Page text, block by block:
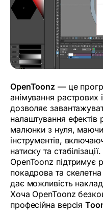
OpenToonz — це
анімування растрових
дозволяє
налаштування ефектів
малюнки з нуля, маючи
інструментів,
натиску та стабілізації.
OpenToonz підтримує
покадрова та
дає можливість
Хоча OpenToonz
професійна версія